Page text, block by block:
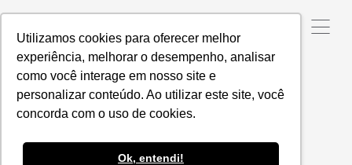
Utilizamos cookies para oferecer melhor
experiência, melhorar o desempenho, analisar
como você interage em nosso site e
personalizar conteúdo. Ao utilizar este site, você
concorda com o uso de cookies.
Ok, entendi!
Data da Postagem:10/08/2022 Categoria:
A força do time
Produzindo Certo